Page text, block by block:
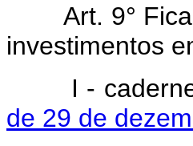
Art. 9°
investimentos
I -
de 29 de